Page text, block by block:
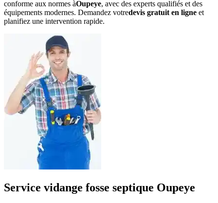
conforme aux normes àOupeye, avec des experts qualifiés et des
équipements modernes. Demandez votredevis gratuit en ligne et
planifiez une intervention rapide.
Service vidange fosse septique Oupeye